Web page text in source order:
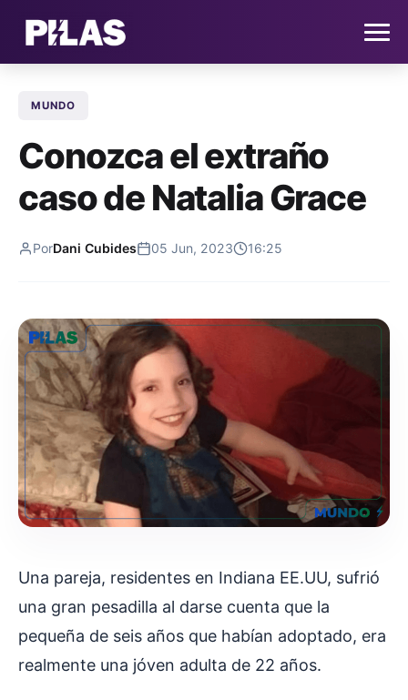
NOTICIAS
QUIÉNES SOMOS
CONTACTO
SUSCRÍBETE
MUNDO
Conozca el extraño
caso de Natalia Grace
PorDani Cubides 05 Jun, 2023 16:25
Una pareja, residentes en Indiana EE.UU, sufrió
una gran pesadilla al darse cuenta que la
pequeña de seis años que habían adoptado, era
realmente una jóven adulta de 22 años.